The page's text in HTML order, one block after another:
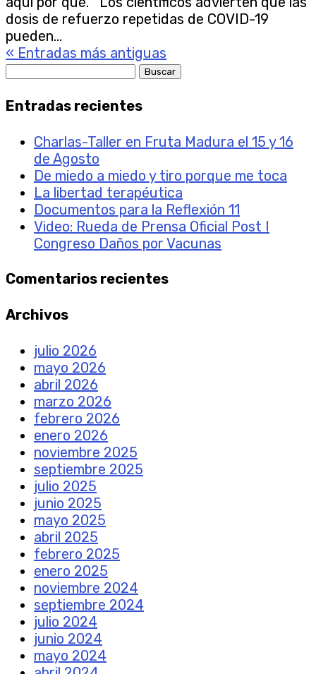
dosis de refuerzo repetidas de COVID-19
pueden...
« Entradas más antiguas
Buscar:
Entradas recientes
Charlas-Taller en Fruta Madura el 15 y 16
de Agosto
De miedo a miedo y tiro porque me toca
La libertad terapéutica
Documentos para la Reflexión 11
Video: Rueda de Prensa Oficial Post I
Congreso Daños por Vacunas
Comentarios recientes
Archivos
julio 2026
mayo 2026
abril 2026
marzo 2026
febrero 2026
enero 2026
noviembre 2025
septiembre 2025
julio 2025
junio 2025
mayo 2025
abril 2025
febrero 2025
enero 2025
noviembre 2024
septiembre 2024
julio 2024
junio 2024
mayo 2024